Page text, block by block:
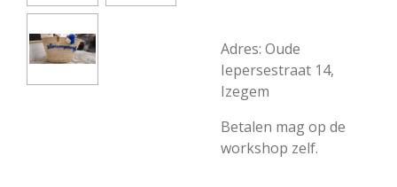
Adres: Oude
Iepersestraat 14,
Izegem
Betalen mag op de
workshop zelf.